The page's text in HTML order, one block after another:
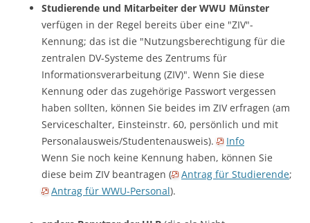
Studierende und Mitarbeiter der WWU Münster
verfügen in der Regel bereits über eine "ZIV"-
Kennung; das ist die "Nutzungsberechtigung für die
zentralen DV-Systeme des Zentrums für
Informationsverarbeitung (ZIV)". Wenn Sie diese
Kennung oder das zugehörige Passwort vergessen
haben sollten, können Sie beides im ZIV erfragen (am
Serviceschalter, Einsteinstr. 60, persönlich und mit
Personalausweis/Studentenausweis).
Info
Wenn Sie noch keine Kennung haben, können Sie
diese beim ZIV beantragen (
Antrag für Studierende;
Antrag für WWU-Personal).